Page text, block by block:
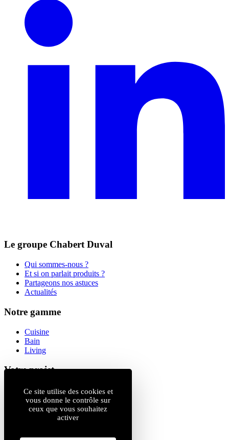
Le groupe Chabert Duval
Qui sommes-nous ?
Et si on parlait produits ?
Partageons nos astuces
Actualités
Notre gamme
Cuisine
Bain
Living
Votre projet
Magasins
Catalogue
Professionnels
Ce site utilise des cookies et
vous donne le contrôle sur
ceux que vous souhaitez
activer